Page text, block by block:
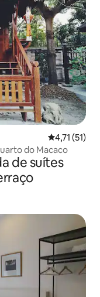
4,71 de uma
4,71 (51)
do Macaco
de suítes